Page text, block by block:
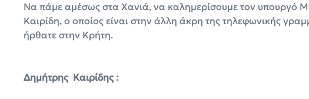
Να πάμε αμέσως στα Χανιά, να καλημερίσουμε τον υπουργό
Καιρίδη, ο οποίος είναι στην άλλη άκρη της τηλεφωνικής
ήρθατε στην Κρήτη.
Δημήτρης Καιρίδης :